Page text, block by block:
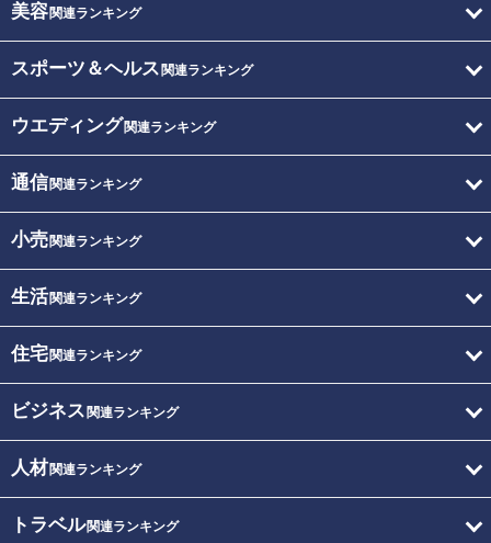
美容関連ランキング
スポーツ＆ヘルス 関連ランキング
ウエディング関連ランキング
通信関連ランキング
小売関連ランキング
生活関連ランキング
住宅関連ランキング
ビジネス 関連ランキング
人材関連ランキング
トラベル関連ランキング